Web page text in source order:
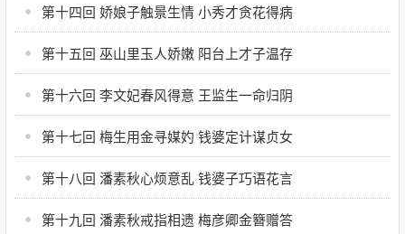
第十四回 娇娘子触景生情 小秀才贪花得病
第十五回 巫山里玉人娇嫩 阳台上才子温存
第十六回 李文妃春风得意 王监生一命归阴
第十七回 梅生用金寻媒妁 钱婆定计谋贞女
第十八回 潘素秋心烦意乱 钱婆子巧语花言
第十九回 潘素秋戒指相遗 梅彦卿金簪赠答